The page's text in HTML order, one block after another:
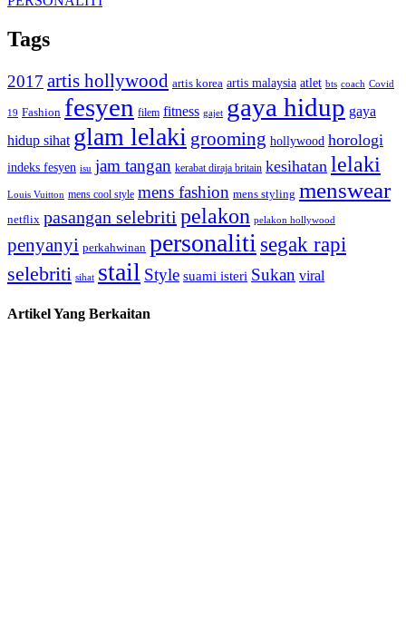
Tags
2017 artis hollywood artis korea artis malaysia atlet bts coach Covid
19 Fashion fesyen filem fitness gajet gaya hidup gaya
hidup sihat glam lelaki grooming hollywood horologi
indeks fesyen isu jam tangan kerabat diraja britain kesihatan lelaki
Louis Vuitton mens cool style mens fashion mens styling menswear
netflix pasangan selebriti pelakon pelakon hollywood
penyanyi perkahwinan personaliti segak rapi
selebriti sihat stail Style suami isteri Sukan viral
Artikel Yang Berkaitan